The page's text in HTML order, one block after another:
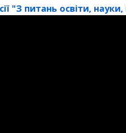
"З питань освіти,